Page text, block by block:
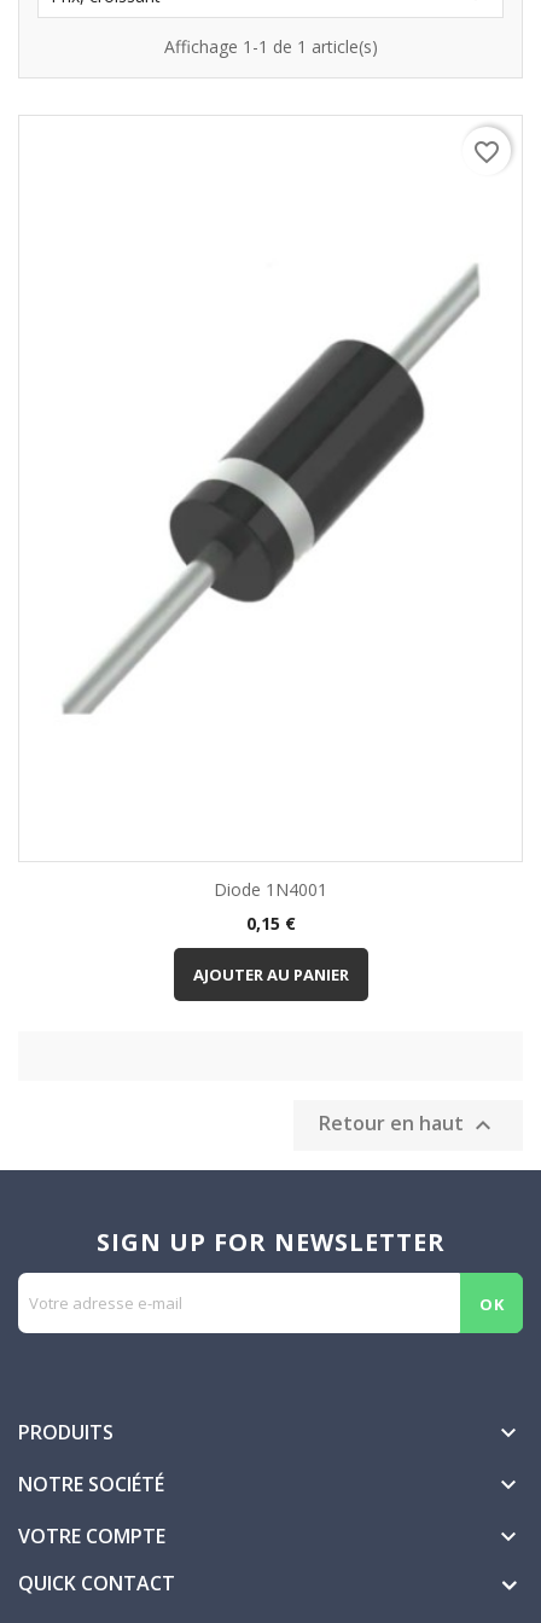
Affichage 1-1 de 1 article(s)
Diode 1N4001
Prix
0,15 €
AJOUTER AU PANIER
favorite_border
Retour en haut 
SIGN UP FOR NEWSLETTER
PRODUITS 
NOTRE SOCIÉTÉ 
VOTRE COMPTE 
QUICK CONTACT